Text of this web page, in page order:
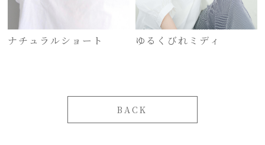
ナチュラルショート ゆるくびれミディ
BACK